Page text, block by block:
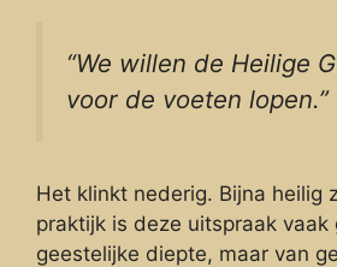
“We willen de Heilige
voor de voeten lopen.”
Het klinkt nederig. Bijna heilig
praktijk is deze uitspraak vaak
geestelijke diepte, maar van